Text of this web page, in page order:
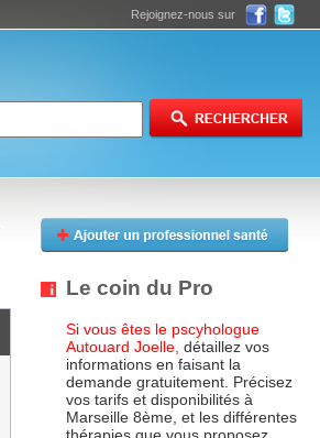
Rejoignez-nous sur
Le coin du Pro
Si vous êtes le pscyhologue
Autouard Joelle, détaillez vos
informations en faisant la
demande gratuitement. Précisez
vos tarifs et disponibilités à
Marseille 8ème, et les différentes